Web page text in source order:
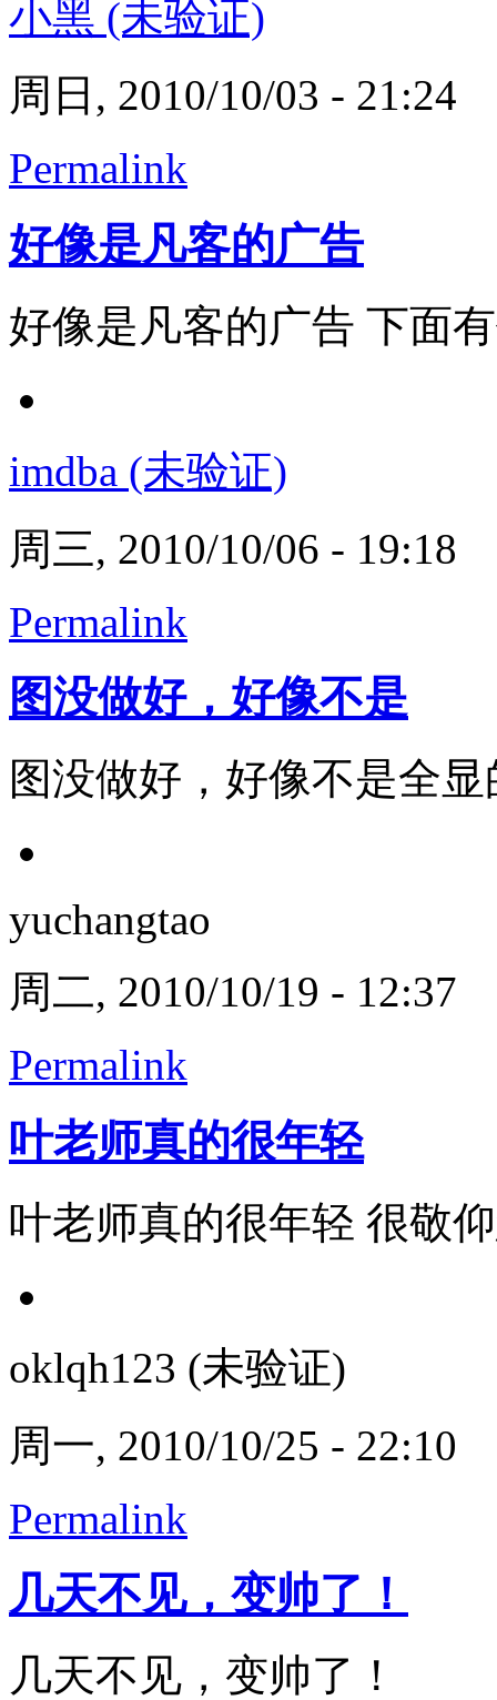
小黑 (未验证)
周日, 2010/10/03 - 21:24
Permalink
好像是凡客的广告
好像是凡客的广告 下面
imdba (未验证)
周三, 2010/10/06 - 19:18
Permalink
图没做好，好像不是
图没做好，好像不是全显
yuchangtao
周二, 2010/10/19 - 12:37
Permalink
叶老师真的很年轻
叶老师真的很年轻 很敬
oklqh123 (未验证)
周一, 2010/10/25 - 22:10
Permalink
几天不见，变帅了！
几天不见，变帅了！